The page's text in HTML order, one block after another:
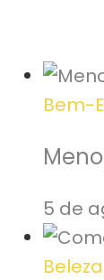
Bem-
5 de
Beleza